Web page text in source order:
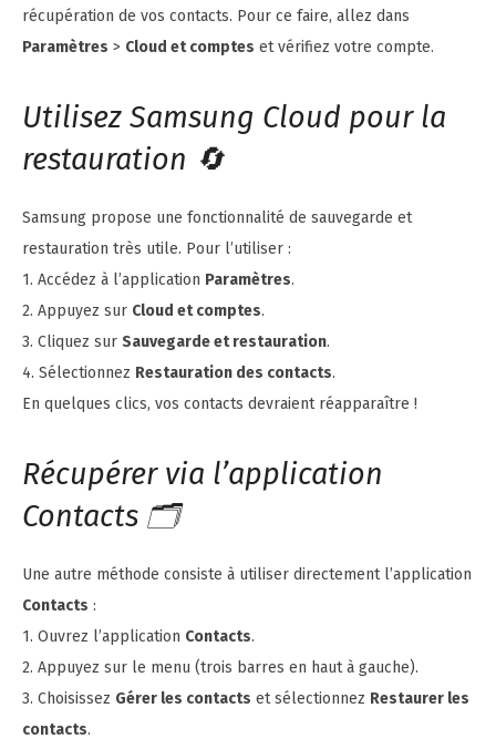
récupération de vos contacts. Pour ce faire, allez dans
Paramètres > Cloud et comptes et vérifiez votre compte.
Utilisez Samsung Cloud pour la
restauration 🔄
Samsung propose une fonctionnalité de sauvegarde et
restauration très utile. Pour l’utiliser :
1. Accédez à l’application Paramètres.
2. Appuyez sur Cloud et comptes.
3. Cliquez sur Sauvegarde et restauration.
4. Sélectionnez Restauration des contacts.
En quelques clics, vos contacts devraient réapparaître !
Récupérer via l’application
Contacts 🗂️
Une autre méthode consiste à utiliser directement l’application
Contacts :
1. Ouvrez l’application Contacts.
2. Appuyez sur le menu (trois barres en haut à gauche).
3. Choisissez Gérer les contacts et sélectionnez Restaurer les
contacts.